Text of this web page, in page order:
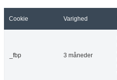
Cookie Varighed
_fbp 3 måneder